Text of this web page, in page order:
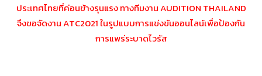
ประเทศไทยที่ค่อนข้างรุนแรง ทางทีมงาน AUDITION THAILAND
จึงขอจัดงาน ATC2021 ในรูปแบบการแข่งขันออนไลน์เพื่อป้องกัน
การแพร่ระบาดไวรัส